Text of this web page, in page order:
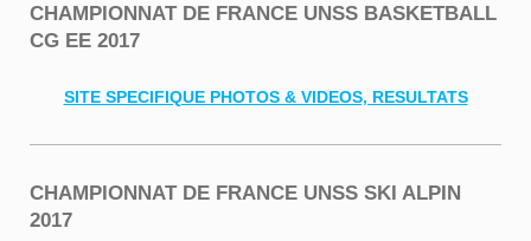
CHAMPIONNAT DE FRANCE UNSS BASKETBALL
CG EE 2017
SITE SPECIFIQUE PHOTOS & VIDEOS, RESULTATS
CHAMPIONNAT DE FRANCE UNSS SKI ALPIN
2017